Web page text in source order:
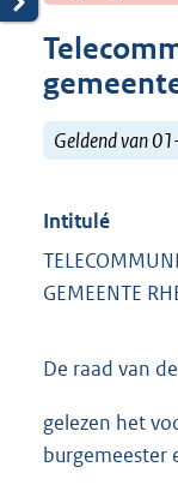
Geldend van
Intitulé
GEMEENTE
De raad van
gelezen het
burgemeester